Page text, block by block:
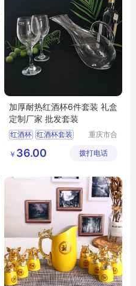
加厚耐热红酒杯6件套装 礼盒
定制厂家 批发套装
红酒杯 红酒杯套装
重庆市合
玻璃制品
￥ 36.00 拨打电话